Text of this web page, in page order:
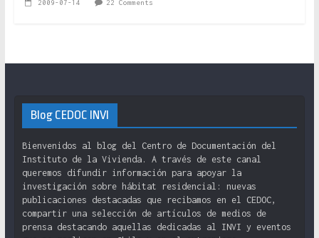
2009-07-14 22 Comments
Blog CEDOC INVI
Bienvenidos al blog del Centro de Documentación del
Instituto de la Vivienda. A través de este canal
queremos difundir información para apoyar la
investigación sobre hábitat residencial: nuevas
publicaciones destacadas que recibamos en el CEDOC,
compartir una selección de artículos de medios de
prensa destacando aquellas dedicadas al INVI y eventos